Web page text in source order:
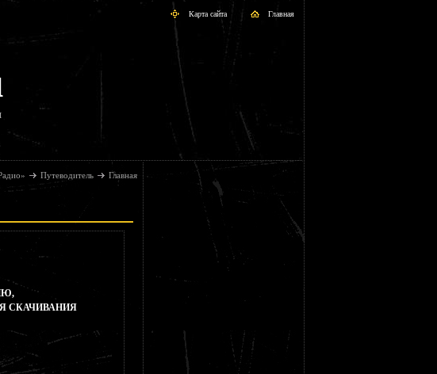
Главная
Карта сайта
Путеводитель Главная
СКАЧИВАНИЯ